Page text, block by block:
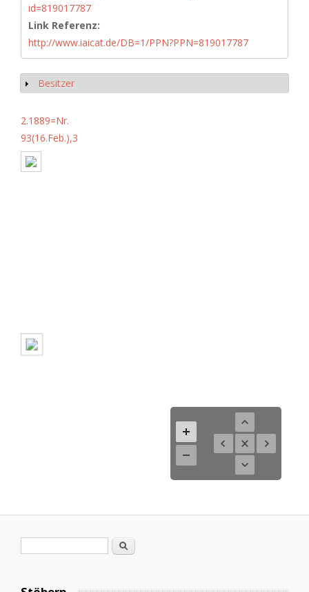
id=819017787
Link Referenz:
http://www.iaicat.de/DB=1/PPN?PPN=819017787
Anzeigen
Besitzer
2.1889=Nr.
93(16.Feb.),3
Suche